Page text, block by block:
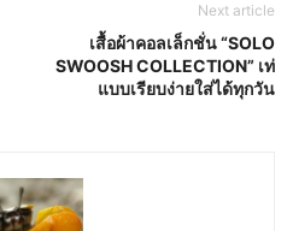
Next article
เสื้อผ้าคอลเล็กชั่น “SOLO
SWOOSH COLLECTION” เท่
แบบเรียบง่ายใส่ได้ทุกวัน